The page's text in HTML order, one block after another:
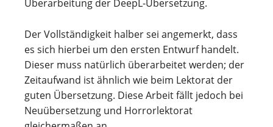
Überarbeitung der DeepL-Übersetzung.
Der Vollständigkeit halber sei angemerkt, dass
es sich hierbei um den ersten Entwurf handelt.
Dieser muss natürlich überarbeitet werden; der
Zeitaufwand ist ähnlich wie beim Lektorat der
guten Übersetzung. Diese Arbeit fällt jedoch bei
Neuübersetzung und Horrorlektorat